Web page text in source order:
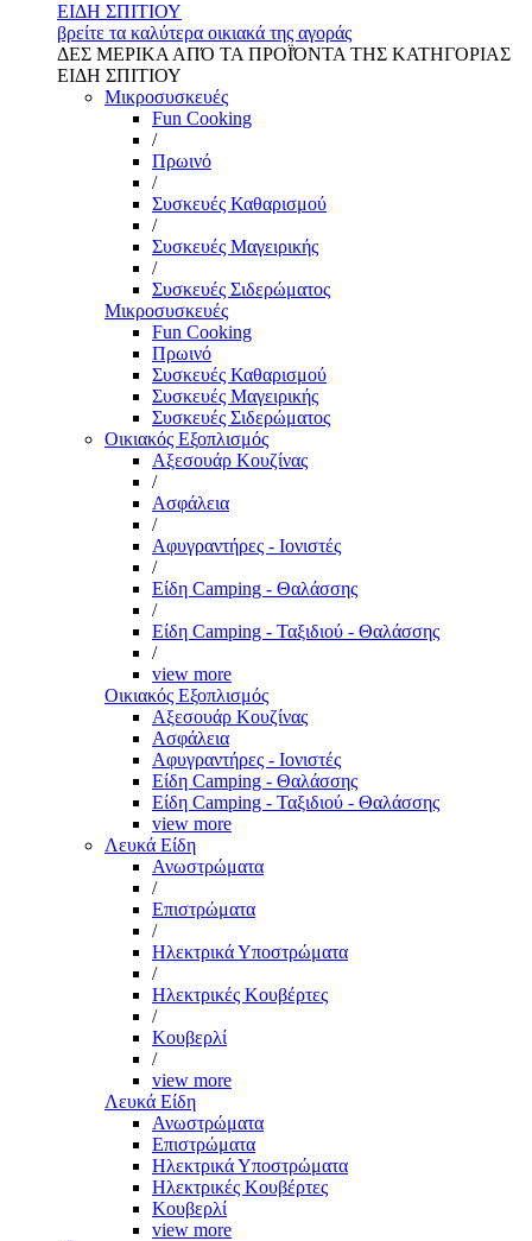
ΕΙΔΗ ΣΠΙΤΙΟΥ
βρείτε τα καλύτερα οικιακά της αγοράς
ΔΕΣ ΜΕΡΙΚΑ ΑΠΌ ΤΑ ΠΡΟΪΌΝΤΑ ΤΗΣ ΚΑΤΗΓΟΡΙΑΣ
ΕΙΔΗ ΣΠΙΤΙΟΥ
Μικροσυσκευές
Fun Cooking
/
Πρωινό
/
Συσκευές Καθαρισμού
/
Συσκευές Μαγειρικής
/
Συσκευές Σιδερώματος
Μικροσυσκευές
Fun Cooking
Πρωινό
Συσκευές Καθαρισμού
Συσκευές Μαγειρικής
Συσκευές Σιδερώματος
Οικιακός Εξοπλισμός
Αξεσουάρ Κουζίνας
/
Ασφάλεια
/
Αφυγραντήρες - Ιονιστές
/
Είδη Camping - Θαλάσσης
/
Είδη Camping - Ταξιδιού - Θαλάσσης
/
view more
Οικιακός Εξοπλισμός
Αξεσουάρ Κουζίνας
Ασφάλεια
Αφυγραντήρες - Ιονιστές
Είδη Camping - Θαλάσσης
Είδη Camping - Ταξιδιού - Θαλάσσης
view more
Λευκά Είδη
Ανωστρώματα
/
Επιστρώματα
/
Ηλεκτρικά Υποστρώματα
/
Ηλεκτρικές Κουβέρτες
/
Κουβερλί
/
view more
Λευκά Είδη
Ανωστρώματα
Επιστρώματα
Ηλεκτρικά Υποστρώματα
Ηλεκτρικές Κουβέρτες
Κουβερλί
view more